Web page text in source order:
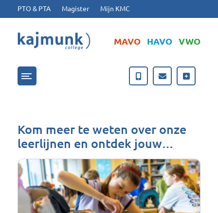
Ga naar hoofdinhoud
Ga naar footer
PTO & PTA Magister Mijn KMC
MAVO HAVO VWO
Menu openen/sluiten
Kom meer te weten over onze
leerlijnen en ontdek jouw…